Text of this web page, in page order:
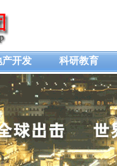
产开发 科研教育